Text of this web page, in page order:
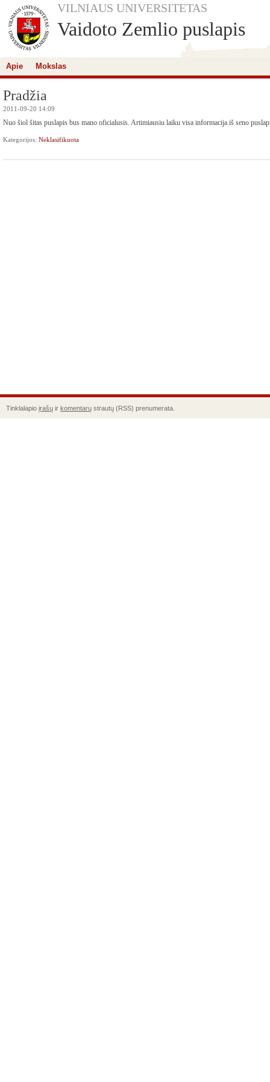
VILNIAUS UNIVERSITETAS
Vaidoto Zemlio puslapis
Apie Mokslas
Pradžia
2011-09-20 14:09
Nuo šiol šitas puslapis bus mano oficialusis. Artimiausiu laiku visa informacija iš seno
Kategorijos: Neklasifikuota
Tinklalapio įrašų ir komentarų strautų (RSS) prenumerata.